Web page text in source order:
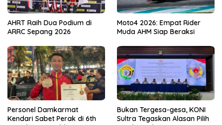
AHRT Raih Dua Podium di
ARRC Sepang 2026
Moto4 2026: Empat Rider
Muda AHM Siap Beraksi
Personel Damkarmat
Kendari Sabet Perak di 6th
Bukan Tergesa-gesa, KONI
Sultra Tegaskan Alasan Pilih